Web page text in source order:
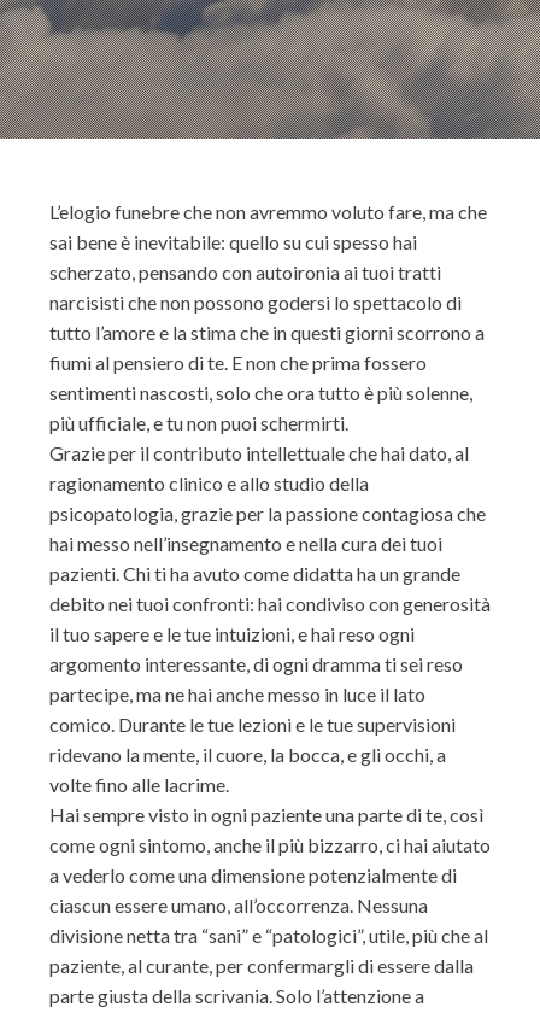
L’elogio funebre che non avremmo voluto fare, ma che
sai bene è inevitabile: quello su cui spesso hai
scherzato, pensando con autoironia ai tuoi tratti
narcisisti che non possono godersi lo spettacolo di
tutto l’amore e la stima che in questi giorni scorrono a
fiumi al pensiero di te. E non che prima fossero
sentimenti nascosti, solo che ora tutto è più solenne,
più ufficiale, e tu non puoi schermirti.
Grazie per il contributo intellettuale che hai dato, al
ragionamento clinico e allo studio della
psicopatologia, grazie per la passione contagiosa che
hai messo nell’insegnamento e nella cura dei tuoi
pazienti. Chi ti ha avuto come didatta ha un grande
debito nei tuoi confronti: hai condiviso con generosità
il tuo sapere e le tue intuizioni, e hai reso ogni
argomento interessante, di ogni dramma ti sei reso
partecipe, ma ne hai anche messo in luce il lato
comico. Durante le tue lezioni e le tue supervisioni
ridevano la mente, il cuore, la bocca, e gli occhi, a
volte fino alle lacrime.
Hai sempre visto in ogni paziente una parte di te, così
come ogni sintomo, anche il più bizzarro, ci hai aiutato
a vederlo come una dimensione potenzialmente di
ciascun essere umano, all’occorrenza. Nessuna
divisione netta tra “sani” e “patologici”, utile, più che al
paziente, al curante, per confermargli di essere dalla
parte giusta della scrivania. Solo l’attenzione a